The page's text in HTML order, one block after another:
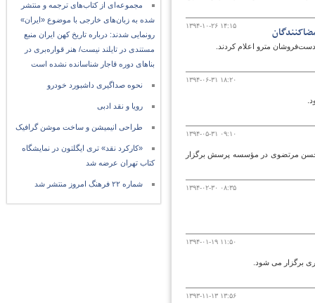
مجموعه‌ای از کتاب‌های ترجمه و منتشر
شده به زبان‌های خارجی با موضوع «ایران»
رونمایی شدند: درباره تاریخ کهن ایران منبع
مستندی در تایلند نیست/ هنر قواره‌بری در
بناهای دوره قاجار شناسانده نشده است
نحوه صداگیری داشبورد خودرو
رویا و نقد ادبی
طراحی انیمیشن و ساخت موشن گرافیک
«کارکرد نقد» تری ایگلتون در نمایشگاه
کتاب تهران عرضه شد
شماره ۲۲ فرهنگ امروز منتشر شد
۱۳۹۴-۱۰-۲۶ ۱۴:۱۵
دست‌فروشان مترو اعلام کردند.
۱۳۹۴-۰۶-۳۱ ۱۸:۲۰
۱۳۹۴-۰۵-۳۱ ۰۹:۱۰
حسن مرتضوی در مؤسسه پرسش برگزار
۱۳۹۴-۰۲-۳۰ ۰۸:۳۵
۱۳۹۴-۰۱-۱۹ ۱۱:۵۰
برگزار می شود.
۱۳۹۳-۱۱-۱۳ ۱۳:۵۶